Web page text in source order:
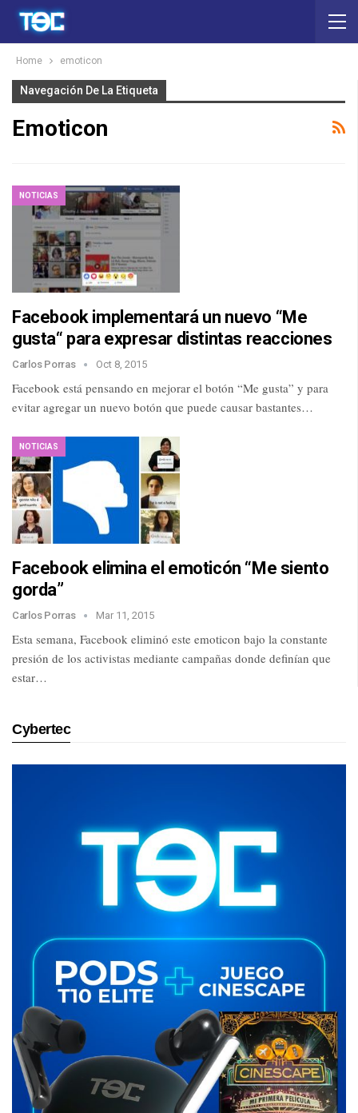
Home emoticon
Navegación De La Etiqueta
Emoticon
NOTICIAS
Facebook implementará un nuevo “Me
gusta“ para expresar distintas reacciones
Carlos Porras Oct 8, 2015
Facebook está pensando en mejorar el botón “Me gusta” y para
evitar agregar un nuevo botón que puede causar bastantes…
NOTICIAS
Facebook elimina el emoticón “Me siento
gorda”
Carlos Porras Mar 11, 2015
Esta semana, Facebook eliminó este emoticon bajo la constante
presión de los activistas mediante campañas donde definían que
estar…
Cybertec